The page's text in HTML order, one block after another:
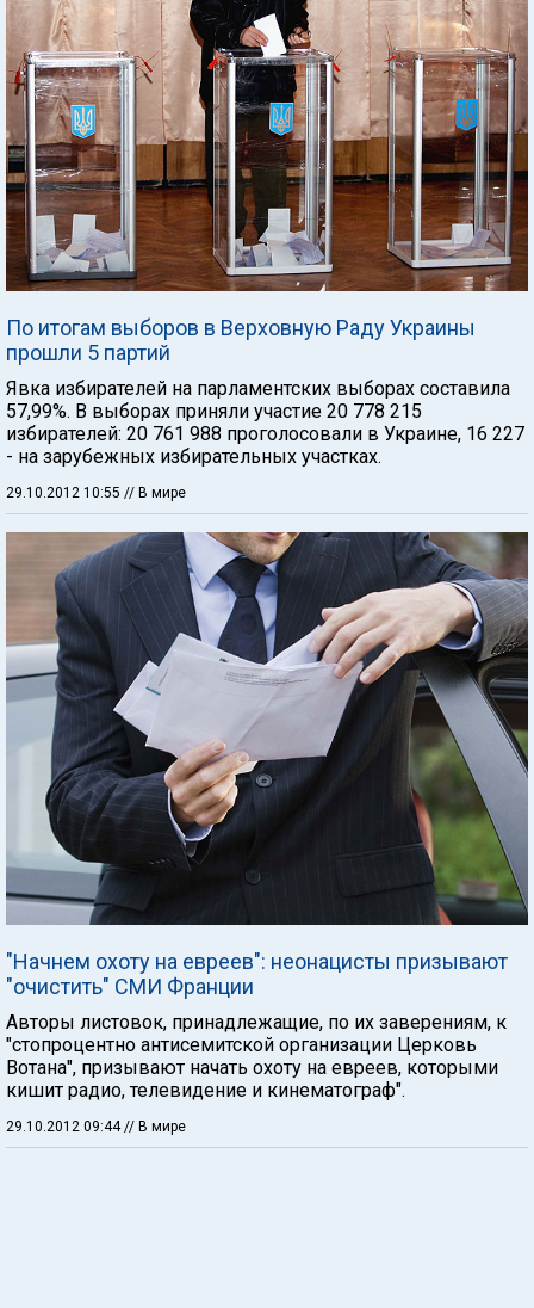
По итогам выборов в Верховную Раду Украины
прошли 5 партий
Явка избирателей на парламентских выборах составила
57,99%. В выборах приняли участие 20 778 215
избирателей: 20 761 988 проголосовали в Украине, 16 227
- на зарубежных избирательных участках.
29.10.2012 10:55 // В мире
"Начнем охоту на евреев": неонацисты призывают
"очистить" СМИ Франции
Авторы листовок, принадлежащие, по их заверениям, к
"стопроцентно антисемитской организации Церковь
Вотана", призывают начать охоту на евреев, которыми
кишит радио, телевидение и кинематограф".
29.10.2012 09:44 // В мире